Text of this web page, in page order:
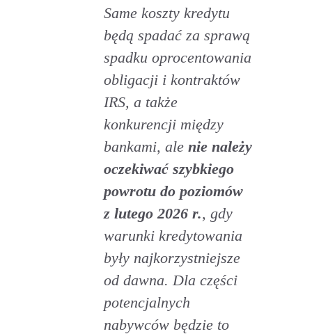
Same koszty kredytu
będą spadać za sprawą
spadku oprocentowania
obligacji i kontraktów
IRS, a także
konkurencji między
bankami, ale nie należy
oczekiwać szybkiego
powrotu do poziomów
z lutego 2026 r., gdy
warunki kredytowania
były najkorzystniejsze
od dawna. Dla części
potencjalnych
nabywców będzie to